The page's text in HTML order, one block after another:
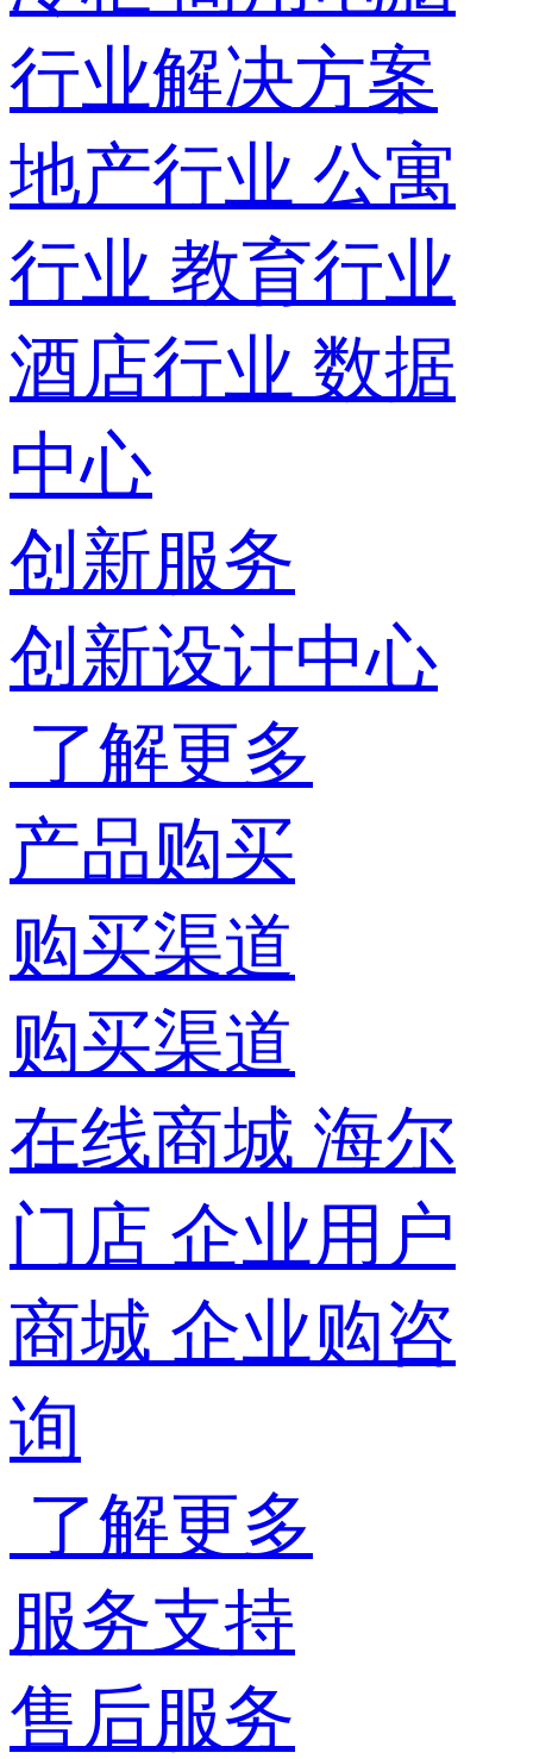
行业解决方案
地产行业 公寓
行业 教育行业
酒店行业 数据
中心
创新服务
创新设计中心
了解更多
产品购买
购买渠道
购买渠道
在线商城 海尔
门店 企业用户
商城 企业购咨
询
了解更多
服务支持
售后服务